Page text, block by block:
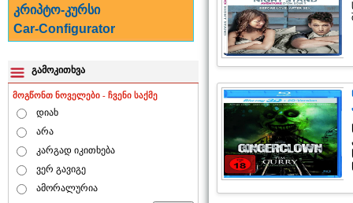
კრიპტო-კურსი
Car-Configurator
გამოკითხვა
მოგწონთ ნოველები - ჩვენი საქმე
დიახ
არა
კარგად იკითხება
ვერ გავიგე
ამორალურია